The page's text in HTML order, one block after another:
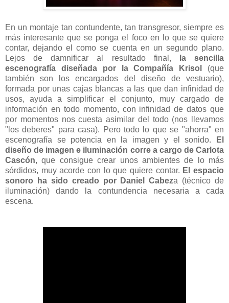
En un montaje tan contundente, tan transgresor, siempre es
más interesante que se ponga el foco en lo que se quiere
contar, dejando el como se cuenta en un segundo plano.
Lejos de damnificar al resultado final,
la sencilla
escenografía diseñada por la Compañía Krisol
(que
también son los encargados del diseño de vestuario),
formada por unas cajas blancas a las que dan infinidad de
usos, ayuda a simplificar el conjunto, muy cargado de
información en todo momento, con infinidad de datos que
por momentos nos cuesta asimilar del todo (nos llevamos
"los deberes" para casa). Pero todo lo que se "ahorra" en
escenografía se potencia en la imagen y el sonido.
El
diseño de imagen e iluminación corre a cargo de Carlota
Cascón, que consigue crear unos ambientes de lo más
sórdidos, muy acorde con lo que quiere contar. El espacio
sonoro ha sido creado por Daniel Cabeza (técnico de
iluminación) dando la contundencia necesaria a cada
escena.